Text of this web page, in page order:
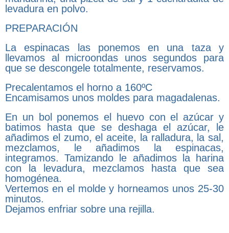
levadura en polvo.
PREPARACIÓN
La espinacas las ponemos en una taza y
llevamos al microondas unos segundos para
que se descongele totalmente, reservamos.
Precalentamos el horno a 160ºC
Encamisamos unos moldes para magadalenas.
En un bol ponemos el huevo con el azúcar y
batimos hasta que se deshaga el azúcar, le
añadimos el zumo, el aceite, la ralladura, la sal,
mezclamos, le añadimos la espinacas,
integramos. Tamizando le añadimos la harina
con la levadura, mezclamos hasta que sea
homogénea.
Vertemos en el molde y horneamos unos 25-30
minutos.
Dejamos enfriar sobre una rejilla.